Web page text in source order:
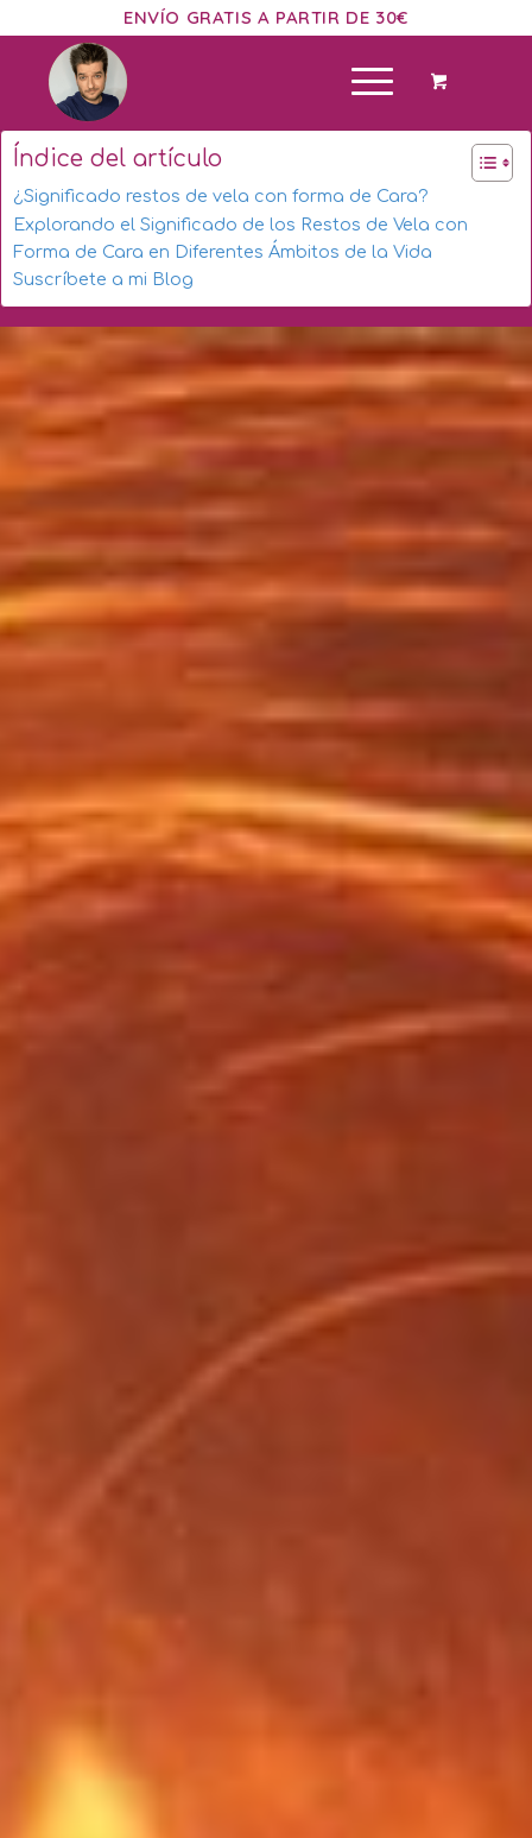
ENVÍO GRATIS A PARTIR DE 30€
Índice del artículo
¿Significado restos de vela con forma de Cara?
Explorando el Significado de los Restos de Vela con
Forma de Cara en Diferentes Ámbitos de la Vida
Suscríbete a mi Blog